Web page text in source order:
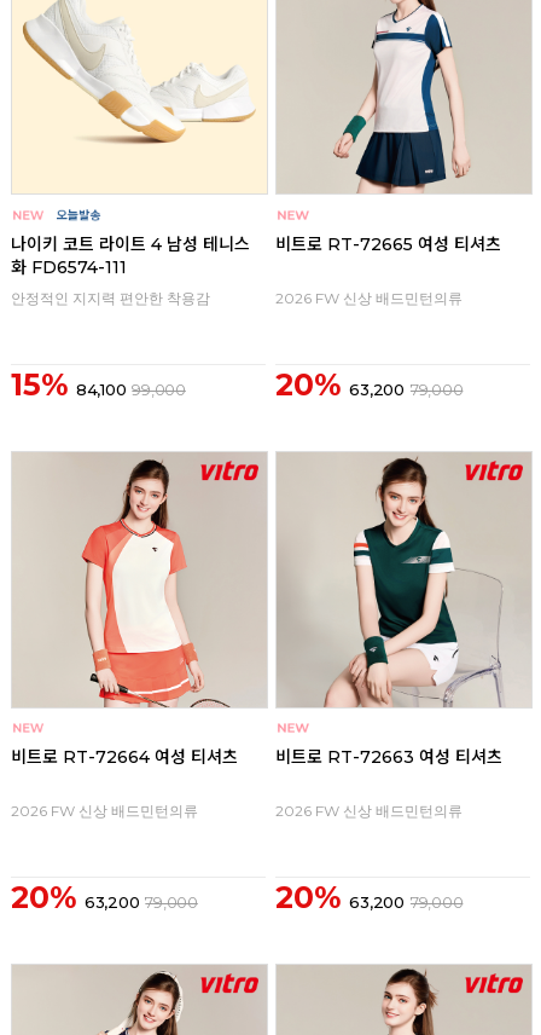
나이키 코트 라이트 4 남성 테니스
화 FD6574-111
안정적인 지지력 편안한 착용감
15% 84,100 99,000
비트로 RT-72665 여성 티셔츠
2026 FW 신상 배드민턴의류
20% 63,200 79,000
비트로 RT-72664 여성 티셔츠
2026 FW 신상 배드민턴의류
20% 63,200 79,000
비트로 RT-72663 여성 티셔츠
2026 FW 신상 배드민턴의류
20% 63,200 79,000